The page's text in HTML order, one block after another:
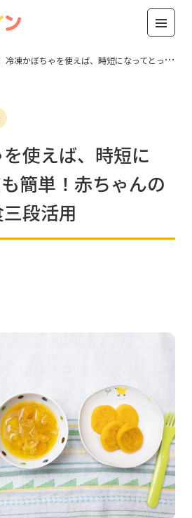
冷凍かぼちゃを使えば、時短になってとっても簡単！赤ちゃんのための離乳食三段活用
使えば、時短に
簡単！赤ちゃんの
段活用